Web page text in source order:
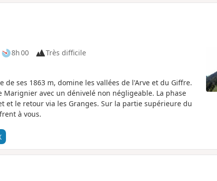
8h 00
Très difficile
ses 1863 m, domine les vallées de l'Arve et du Giffre.
Marignier avec un dénivelé non négligeable. La phase
et le retour via les Granges. Sur la partie supérieure du
à vous.